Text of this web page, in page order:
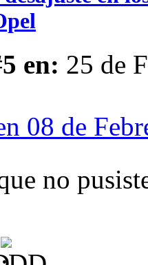
en: 25 de
08 de
no